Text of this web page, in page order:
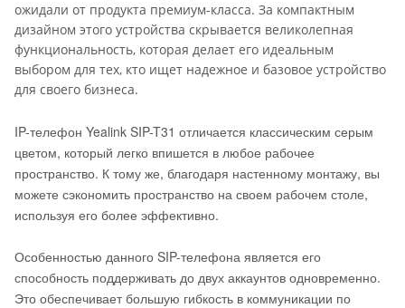
ожидали от продукта премиум-класса. За компактным
дизайном этого устройства скрывается великолепная
функциональность, которая делает его идеальным
выбором для тех, кто ищет надежное и базовое устройство
для своего бизнеса.
IP-телефон Yealink SIP-T31 отличается классическим серым
цветом, который легко впишется в любое рабочее
пространство. К тому же, благодаря настенному монтажу, вы
можете сэкономить пространство на своем рабочем столе,
используя его более эффективно.
Особенностью данного SIP-телефона является его
способность поддерживать до двух аккаунтов одновременно.
Это обеспечивает большую гибкость в коммуникации по